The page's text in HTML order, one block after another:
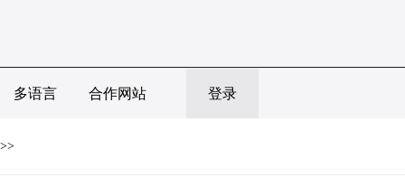
多语言 合作网站 登录
>>